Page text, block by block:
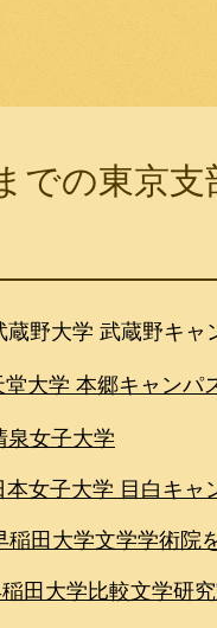
での東京支
大学 武蔵野キャ
大学 本郷キャンパ
女子大学
子大学 目白キャ
大学文学学術院を
大学比較文学研究